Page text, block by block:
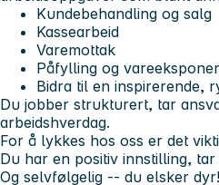
Kundebehandling og salg
Kassearbeid
Varemottak
Påfylling og
Bidra til en inspirerende,
Du jobber strukturert, tar
arbeidshverdag.
For å lykkes hos oss er det
Du har en positiv innstilling,
Og selvfølgelig -- du elsker dyr!